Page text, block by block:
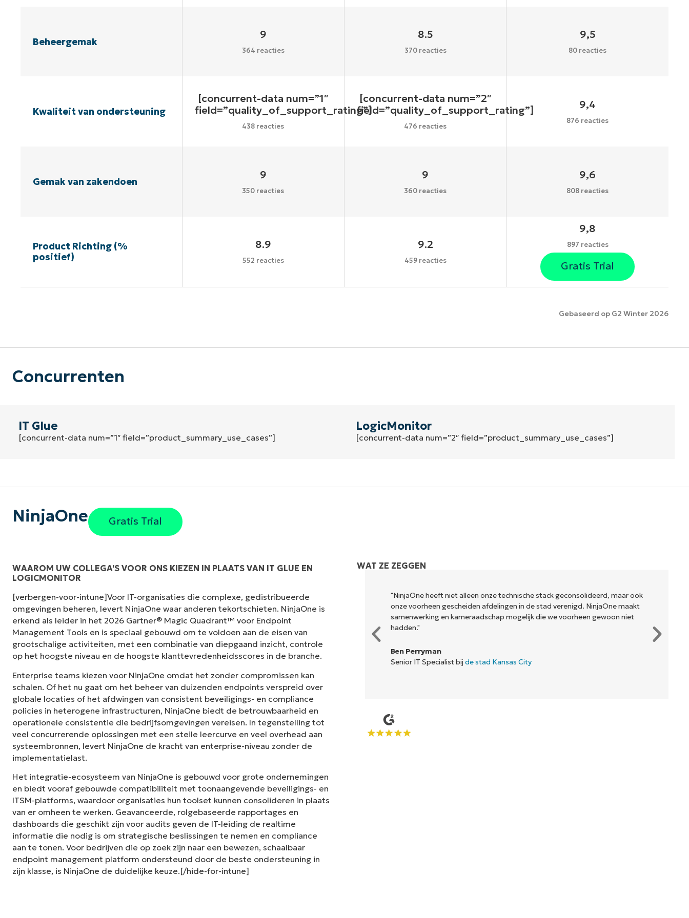
Beheergemak
9
364 reacties
8.5
370 reacties
9,5
80 reacties
Kwaliteit van ondersteuning
[concurrent-data num=”1″
field=”quality_of_support_rating”]
438 reacties
[concurrent-data num=”2″
field=”quality_of_support_rating”]
476 reacties
9,4
876 reacties
Gemak van zakendoen
9
350 reacties
9
360 reacties
9,6
808 reacties
Product Richting (%
positief)
8.9
552 reacties
9.2
459 reacties
9,8
897 reacties
Gratis Trial
Gebaseerd op G2 Winter 2026
Concurrenten
IT Glue
[concurrent-data num=”1″ field=”product_summary_use_cases”]
LogicMonitor
[concurrent-data num=”2″ field=”product_summary_use_cases”]
NinjaOne Gratis Trial
WAAROM UW COLLEGA'S VOOR ONS KIEZEN IN PLAATS VAN IT GLUE EN
LOGICMONITOR
[verbergen-voor-intune]Voor IT-organisaties die complexe, gedistribueerde
omgevingen beheren, levert NinjaOne waar anderen tekortschieten. NinjaOne is
erkend als leider in het 2026 Gartner® Magic Quadrant™ voor Endpoint
Management Tools en is speciaal gebouwd om te voldoen aan de eisen van
grootschalige activiteiten, met een combinatie van diepgaand inzicht, controle
op het hoogste niveau en de hoogste klanttevredenheidsscores in de branche.
Enterprise teams kiezen voor NinjaOne omdat het zonder compromissen kan
schalen. Of het nu gaat om het beheer van duizenden endpoints verspreid over
globale locaties of het afdwingen van consistent beveiligings- en compliance
policies in heterogene infrastructuren, NinjaOne biedt de betrouwbaarheid en
operationele consistentie die bedrijfsomgevingen vereisen. In tegenstelling tot
veel concurrerende oplossingen met een steile leercurve en veel overhead aan
systeembronnen, levert NinjaOne de kracht van enterprise-niveau zonder de
implementatielast.
Het integratie-ecosysteem van NinjaOne is gebouwd voor grote ondernemingen
en biedt vooraf gebouwde compatibiliteit met toonaangevende beveiligings- en
ITSM-platforms, waardoor organisaties hun toolset kunnen consolideren in plaats
van er omheen te werken. Geavanceerde, rolgebaseerde rapportages en
dashboards die geschikt zijn voor audits geven de IT-leiding de realtime
informatie die nodig is om strategische beslissingen te nemen en compliance
aan te tonen. Voor bedrijven die op zoek zijn naar een bewezen, schaalbaar
endpoint management platform ondersteund door de beste ondersteuning in
zijn klasse, is NinjaOne de duidelijke keuze.[/hide-for-intune]
WAT ZE ZEGGEN
"Voorheen had ik 10-15 verschillende tools nodig om uit te voeren wat
NinjaOne doet in zijn gecentraliseerde, enkele dashboard. NinjaOne maakt
het leven zo veel gemakkelijker."
Ernie Turner
Director of IT bij
Vetcor
"NinjaOne heeft niet alleen onze technische stack geconsolideerd, maar ook
onze voorheen gescheiden afdelingen in de stad verenigd. NinjaOne maakt
samenwerking en kameraadschap mogelijk die we voorheen gewoon niet
hadden."
Ben Perryman
Senior IT Specialist bij de stad Kansas City